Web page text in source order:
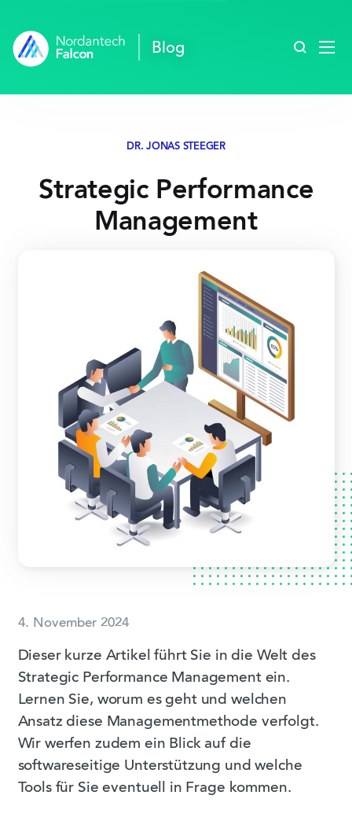
Blog Blog
Strategic Performance
Management
DR. JONAS STEEGER
4. November 2024
Dieser kurze Artikel führt Sie in die Welt des
Strategic Performance Management ein.
Lernen Sie, worum es geht und welchen
Ansatz diese Managementmethode verfolgt.
Wir werfen zudem ein Blick auf die
softwareseitige Unterstützung und welche
Tools für Sie eventuell in Frage kommen.